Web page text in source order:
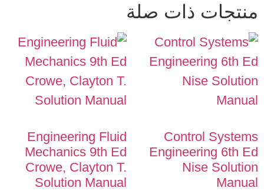
منتجات ذات صلة
Control Systems
Engineering 6th Ed
Nise Solution
Manual
Engineering Fluid
Mechanics 9th Ed
Crowe, Clayton T.
Solution Manual